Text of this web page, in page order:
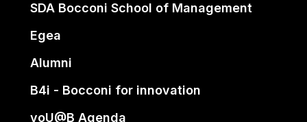
SDA Bocconi School of Management
Egea
Alumni
B4i - Bocconi for innovation
yoU@B Agenda